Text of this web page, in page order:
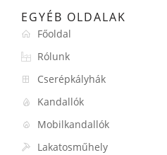
EGYÉB OLDALAK
Főoldal
Rólunk
Cserépkályhák
Kandallók
Mobilkandallók
Lakatosműhely